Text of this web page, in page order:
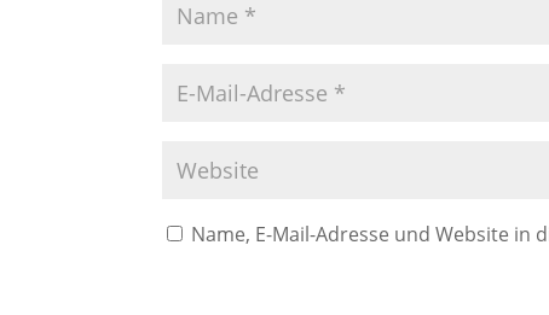
Name, E-Mail-Adresse und Website